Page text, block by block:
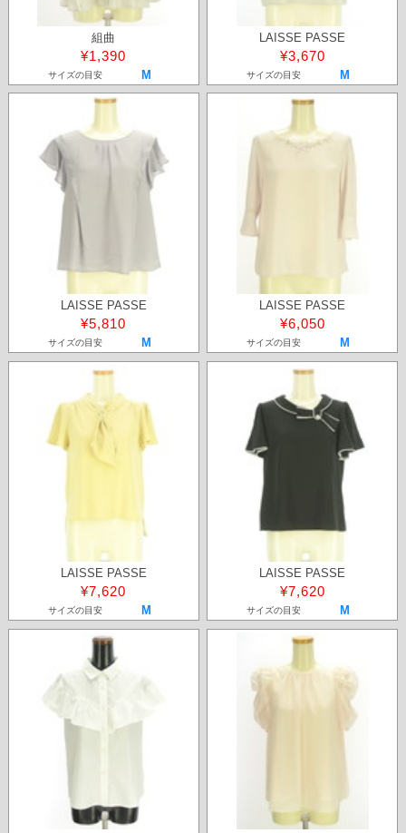
組曲
¥1,390
サイズの目安 M
LAISSE PASSE
¥3,670
サイズの目安 M
LAISSE PASSE
¥5,810
サイズの目安 M
LAISSE PASSE
¥6,050
サイズの目安 M
LAISSE PASSE
¥7,620
サイズの目安 M
LAISSE PASSE
¥7,620
サイズの目安 M